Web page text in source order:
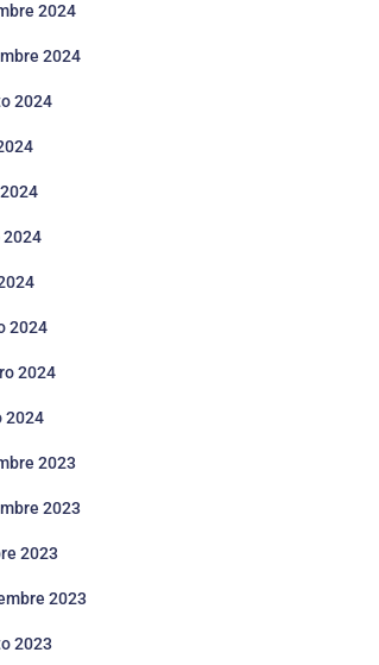
2024
2024
2024
2024
2024
2024
2024
2023
2023
2023
2023
2023